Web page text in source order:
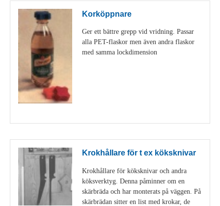
Korköppnare
Ger ett bättre grepp vid vridning. Passar
alla PET-flaskor men även andra flaskor
med samma lockdimension
Krokhållare för t ex köksknivar
Krokhållare för köksknivar och andra
köksverktyg. Denna påminner om en
skärbräda och har monterats på väggen. På
skärbrädan sitter en list med krokar, de